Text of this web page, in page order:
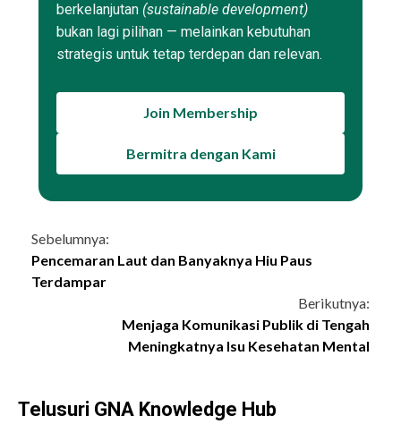
berkelanjutan (sustainable development)
bukan lagi pilihan — melainkan kebutuhan
strategis untuk tetap terdepan dan relevan.
Join Membership
Bermitra dengan Kami
Continue
Reading
Sebelumnya:
Pencemaran Laut dan Banyaknya Hiu Paus
Terdampar
Berikutnya:
Menjaga Komunikasi Publik di Tengah
Meningkatnya Isu Kesehatan Mental
Telusuri GNA Knowledge Hub